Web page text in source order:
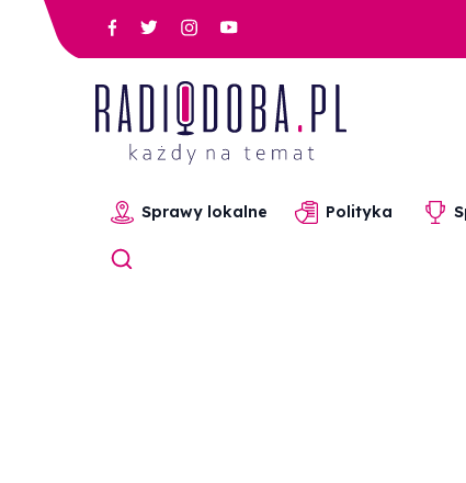
Sprawy lokalne Polityka